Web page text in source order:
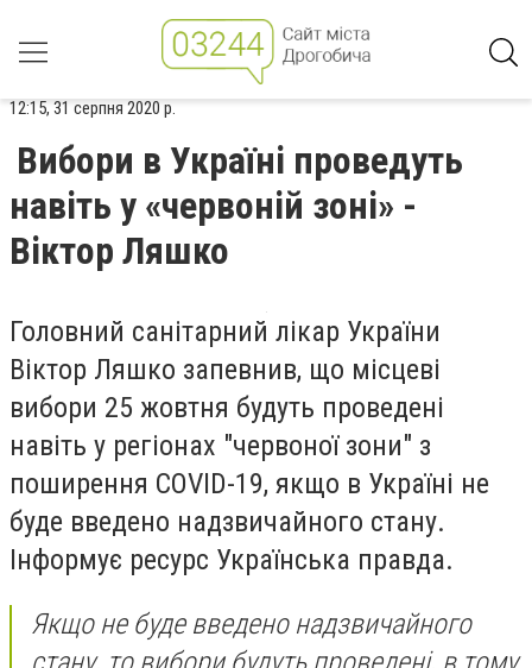
12:15, 31 серпня 2020 р.
Вибори в Україні проведуть
навіть у «червоній зоні» -
Віктор Ляшко
Головний санітарний лікар України
Віктор Ляшко запевнив, що місцеві
вибори 25 жовтня будуть проведені
навіть у регіонах "червоної зони" з
поширення COVID-19, якщо в Україні не
буде введено надзвичайного стану.
Інформує ресурс Українська правда.
Якщо не буде введено надзвичайного